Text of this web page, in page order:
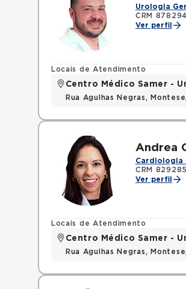
Urologia
CRM
Ver perfil
Locais de Atendimento
Centro Médico Samer -
Rua Agulhas Negras,
Andrea
Cardiologia
CRM
Ver perfil
Locais de Atendimento
Centro Médico Samer -
Rua Agulhas Negras,